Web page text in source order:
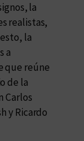
la
realistas,
la
a
que reúne
de la
Carlos
y Ricardo